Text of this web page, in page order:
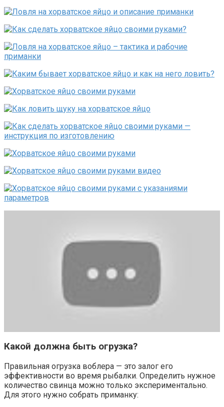
Какой должна быть огрузка?
Правильная огрузка воблера — это залог его
эффективности во время рыбалки. Определить нужное
количество свинца можно только экспериментально.
Для этого нужно собрать приманку: